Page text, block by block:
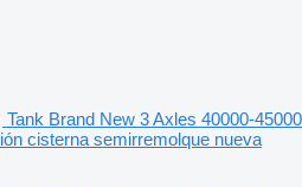
Tank Brand New 3 Axles 40000-45000
cisterna semirremolque nueva